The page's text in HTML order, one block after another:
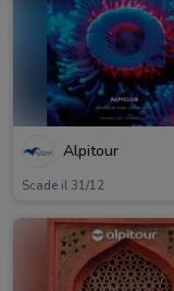
Alpitour
Scade il 31/12